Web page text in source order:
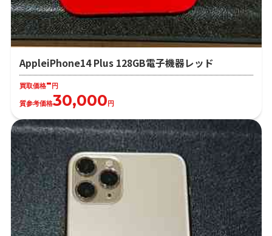
AppleiPhone14 Plus 128GB電子機器レッド
買取価格- 円
質参考価格30,000 円